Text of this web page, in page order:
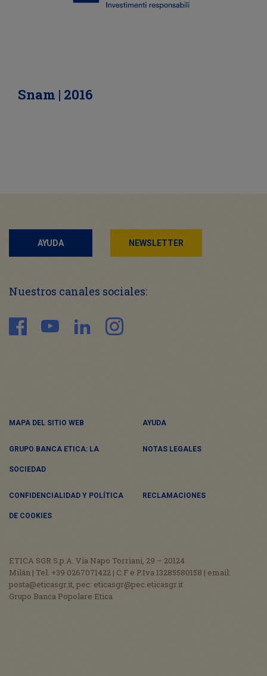
Snam | 2016
AYUDA NEWSLETTER
Nuestros canales sociales:
MAPA DEL SITIO WEB AYUDA
GRUPO BANCA ETICA: LA
SOCIEDAD
NOTAS LEGALES
CONFIDENCIALIDAD Y POLÍTICA
DE COOKIES
RECLAMACIONES
ETICA SGR S.p.A. Via Napo Torriani, 29 – 20124
Milán | Tel. +39 0267071422 | C.F e P.Iva 13285580158 | email:
posta@eticasgr.it, pec: eticasgr@pec.eticasgr.it
Grupo Banca Popolare Etica